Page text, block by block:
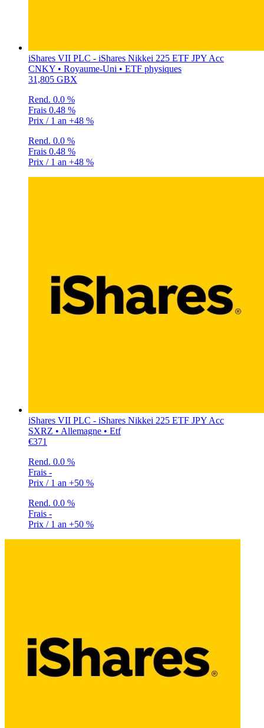
iShares VII PLC - iShares Nikkei 225 ETF JPY Acc
CNKY • Royaume-Uni • ETF physiques
31,805 GBX
Rend. 0.0 %
Frais 0.48 %
Prix / 1 an +48 %
Rend. 0.0 %
Frais 0.48 %
Prix / 1 an +48 %
iShares VII PLC - iShares Nikkei 225 ETF JPY Acc
SXRZ • Allemagne • Etf
€371
Rend. 0.0 %
Frais -
Prix / 1 an +50 %
Rend. 0.0 %
Frais -
Prix / 1 an +50 %
Politique de Confidentialité •Conditions Générales d'Utilisation
Copyright 2020-2026 Epsylia OÜ - All rights reserved